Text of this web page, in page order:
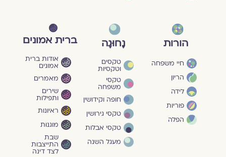
הורות
חיי משפחה
הריון
לידה
פוריות
הפלה
נָחוּגָה
טקסים
וטקסיות
טקסי
משפחה
חופה וקידושין
טקסי גירושין
טקסי אבלות
מעגל השנה
ברית אמונים
אודות ברית
אמונים
מאמרים
שירים
ותפילות
ראיונות
מוגנוּת
שבת
התייצבות
לצד דינה